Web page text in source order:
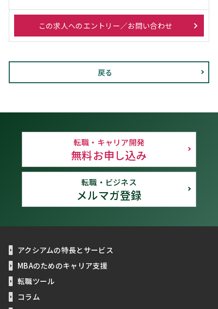
この求人へのエントリー／お問い合わせ
戻る
転職・キャリア開発
無料お申し込み
転職・ビジネス
メルマガ登録
アクシアムの特長とサービス
MBAのためのキャリア支援
転職ツール
コラム